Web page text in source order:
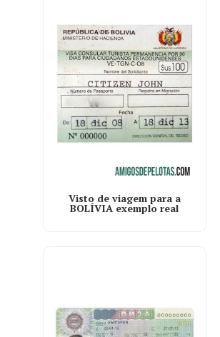
Visto de viagem para a
BOLÍVIA exemplo real